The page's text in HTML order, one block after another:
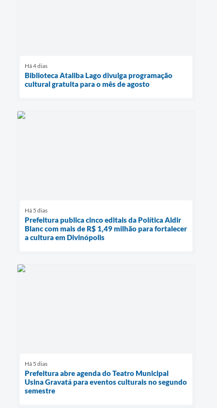
Há 4 dias
Biblioteca Ataliba Lago divulga programação
cultural gratuita para o mês de agosto
Há 5 dias
Prefeitura publica cinco editais da Política Aldir
Blanc com mais de R$ 1,49 milhão para fortalecer
a cultura em Divinópolis
Há 5 dias
Prefeitura abre agenda do Teatro Municipal
Usina Gravatá para eventos culturais no segundo
semestre